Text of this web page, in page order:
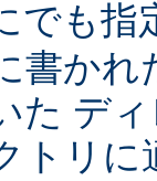
でも指
書かれ
た デ
トリ